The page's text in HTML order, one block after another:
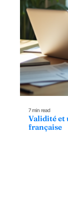
7 min read
Validité et
française